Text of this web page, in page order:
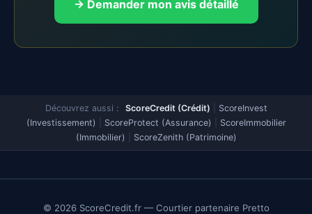
→ Demander mon avis détaillé
Découvrez aussi : ScoreCredit (Crédit)
ScoreInvest
(Investissement)
ScoreProtect (Assurance)
ScoreImmobilier
(Immobilier)
ScoreZenith (Patrimoine)
© 2026 ScoreCredit.fr — Courtier partenaire Pretto